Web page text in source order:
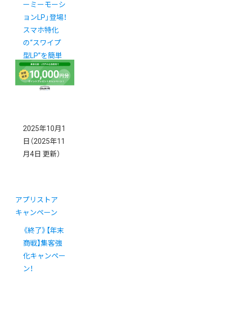
ーミーモーシ
ョンLP」登場！
スマホ特化
の“スワイプ
型LP”を簡単
に作成可能
2025年10月1
日 （2025年11
月4日 更新）
アプリストア
キャンペーン
《終了》【年末
商戦】集客強
化キャンペー
ン！